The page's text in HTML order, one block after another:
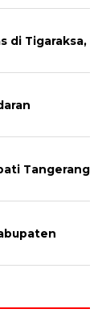
di Tigaraksa,
Tangerang